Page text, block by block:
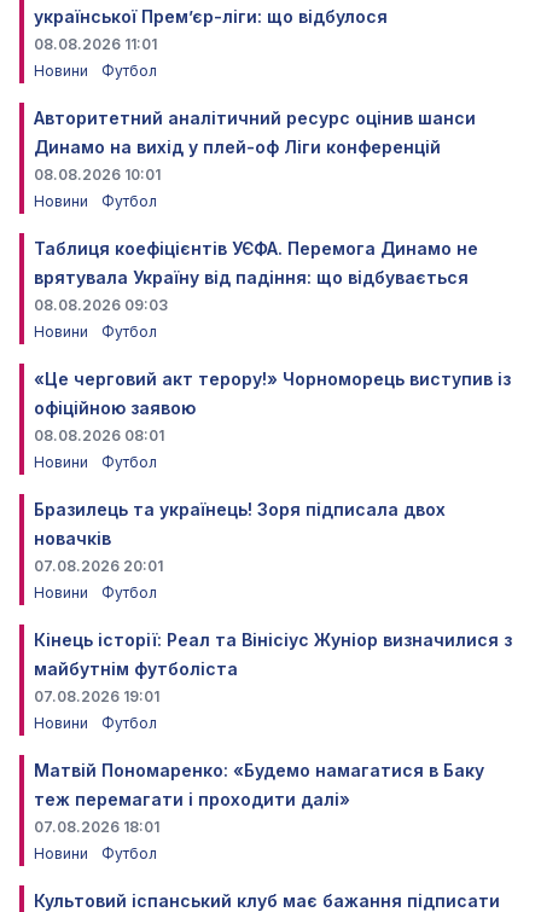
української Прем’єр-ліги: що відбулося
08.08.2026 11:01
Новини
Футбол
Авторитетний аналітичний ресурс оцінив шанси
Динамо на вихід у плей-оф Ліги конференцій
08.08.2026 10:01
Новини
Футбол
Таблиця коефіцієнтів УЄФА. Перемога Динамо не
врятувала Україну від падіння: що відбувається
08.08.2026 09:03
Новини
Футбол
«Це черговий акт терору!» Чорноморець виступив із
офіційною заявою
08.08.2026 08:01
Новини
Футбол
Бразилець та українець! Зоря підписала двох
новачків
07.08.2026 20:01
Новини
Футбол
Кінець історії: Реал та Вінісіус Жуніор визначилися з
майбутнім футболіста
07.08.2026 19:01
Новини
Футбол
Матвій Пономаренко: «Будемо намагатися в Баку
теж перемагати і проходити далі»
07.08.2026 18:01
Новини
Футбол
Культовий іспанський клуб має бажання підписати